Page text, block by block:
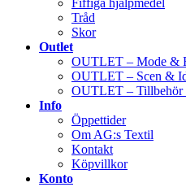
Fiffiga hjälpmedel
Tråd
Skor
Outlet
OUTLET – Mode &
OUTLET – Scen &
OUTLET – Tillbehör
Info
Öppettider
Om AG:s Textil
Kontakt
Köpvillkor
Konto